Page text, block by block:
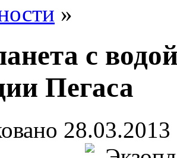
»
с
Пегаса
28.03.2013